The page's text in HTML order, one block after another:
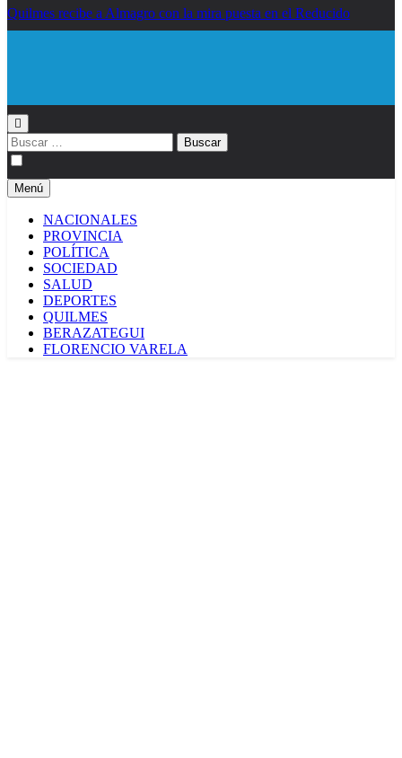
Quilmes recibe a Almagro con la mira puesta en el Reducido
Buscar:
Menú
NACIONALES
PROVINCIA
POLÍTICA
SOCIEDAD
SALUD
DEPORTES
QUILMES
BERAZATEGUI
FLORENCIO VARELA